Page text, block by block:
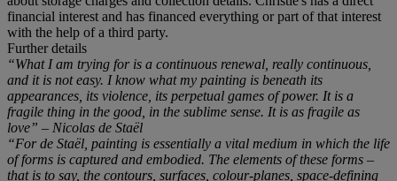
financial interest and has financed everything or part of that interest
with the help of a third party.
Further details
“What I am trying for is a continuous renewal, really continuous,
and it is not easy. I know what my painting is beneath its
appearances, its violence, its perpetual games of power. It is a
fragile thing in the good, in the sublime sense. It is as fragile as
love” – Nicolas de Staël
“For de Staël, painting is essentially a vital medium in which the life
of forms is captured and embodied. The elements of these forms –
that is to say, the contours, surfaces, colour-planes, space-defining